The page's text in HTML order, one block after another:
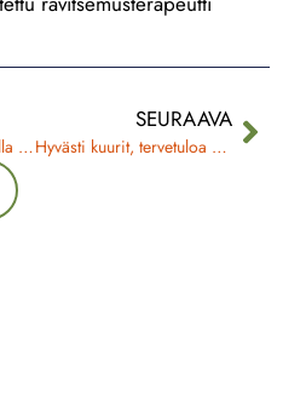
Ruoanlaitto – pakkopulla vai arjen ilo?
SEURAAVA
Hyvästi kuurit, tervetuloa kestävä hyvän olon arki